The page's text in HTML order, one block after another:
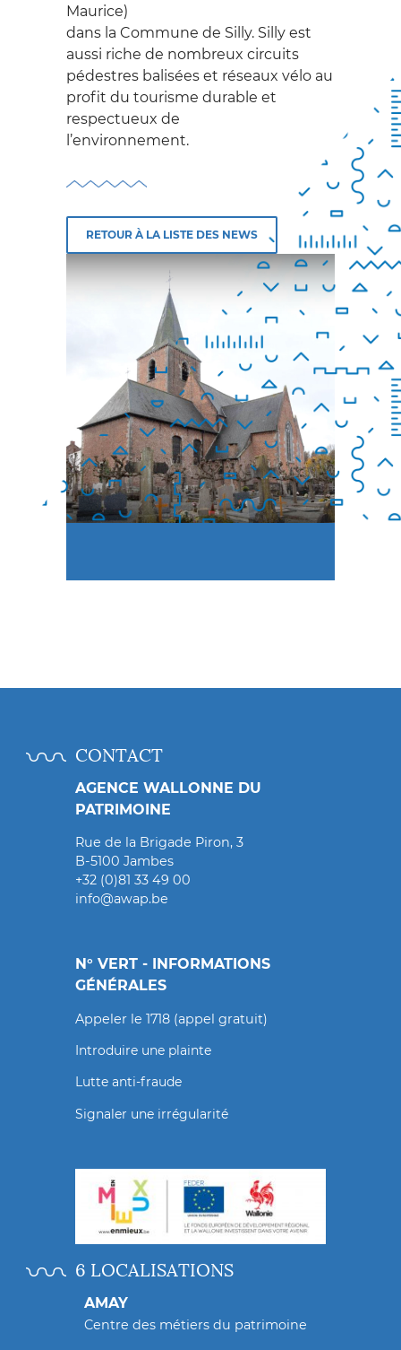
Maurice)
dans la Commune de Silly. Silly est
aussi riche de nombreux circuits
pédestres balisées et réseaux vélo au
profit du tourisme durable et
respectueux de
l’environnement.
RETOUR À LA LISTE DES NEWS
CONTACT
AGENCE WALLONNE DU
PATRIMOINE
Rue de la Brigade Piron, 3
B-5100 Jambes
+32 (0)81 33 49 00
info@awap.be
N° VERT - INFORMATIONS
GÉNÉRALES
Appeler le 1718 (appel gratuit)
Introduire une plainte
Lutte anti-fraude
Signaler une irrégularité
6 LOCALISATIONS
AMAY
Centre des métiers du patrimoine
BOUTIQUE EN
LIGNE
L'AGENDA DU
PRESSE
CONTACT